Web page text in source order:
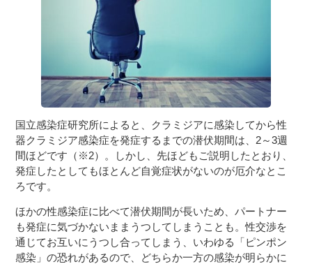
国立感染症研究所によると、クラミジアに感染してから性
器クラミジア感染症を発症するまでの潜伏期間は、2～3週
間ほどです（※2）。しかし、先ほどもご説明したとおり、
発症したとしてもほとんど自覚症状がないのが厄介なとこ
ろです。
ほかの性感染症に比べて潜伏期間が長いため、パートナー
も発症に気づかないままうつしてしまうことも。性交渉を
通じてお互いにうつし合ってしまう、いわゆる「ピンポン
感染」の恐れがあるので、どちらか一方の感染が明らかに